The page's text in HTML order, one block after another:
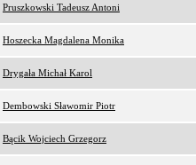
Pruszkowski Tadeusz Antoni
Hoszecka Magdalena Monika
Drygała Michał Karol
Dembowski Sławomir Piotr
Bącik Wojciech Grzegorz